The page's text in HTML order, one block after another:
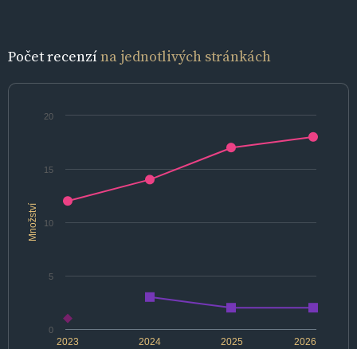
Počet recenzína jednotlivých stránkách
Množství
2024 2026
2023 2025
0
5
10
15
20